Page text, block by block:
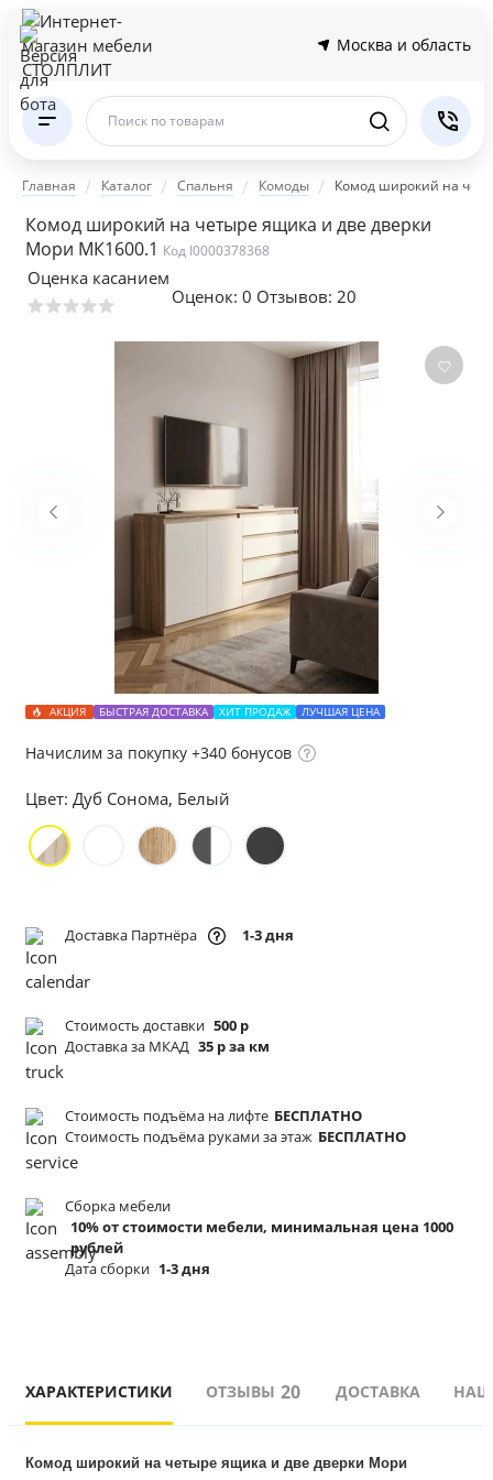
Москва и область
Поиск по товарам
Главная Каталог Спальня Комоды Комод широкий на
Комод широкий на четыре ящика и две дверки
Мори МК1600.1 Код I0000378368
Оценка касанием
Оценок: 0 Отзывов: 20
АКЦИЯ БЫСТРАЯ ДОСТАВКА ХИТ ПРОДАЖ ЛУЧШАЯ ЦЕНА
Начислим за покупку +340 бонусов
Цвет: Дуб Сонома, Белый
Доставка Партнёра 1-3 дня
Стоимость доставки 500 р
Доставка за МКАД 35 р за км
Стоимость подъёма на лифте БЕСПЛАТНО
Стоимость подъёма руками за этаж БЕСПЛАТНО
Сборка мебели
10% от стоимости мебели, минимальная цена 1000
рублей
Дата сборки 1-3 дня
ХАРАКТЕРИСТИКИ ОТЗЫВЫ 20 ДОСТАВКА
Комод широкий на четыре ящика и две дверки Мори